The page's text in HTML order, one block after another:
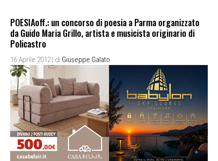
POESIAoff.: un concorso di poesia a Parma organizzato
da Guido Maria Grillo, artista e musicista originario di
Policastro
16 Aprile 2012 | di Giuseppe Galato